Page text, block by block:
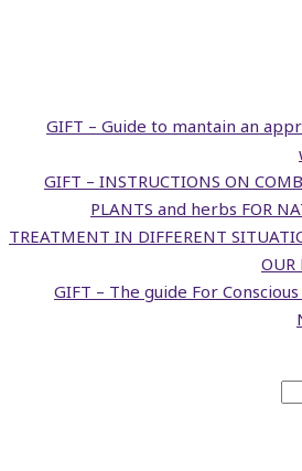
GIFT – Guide to mantain an
GIFT – INSTRUCTIONS ON
PLANTS and herbs FOR
TREATMENT IN DIFFERENT
OUR
GIFT – The guide For